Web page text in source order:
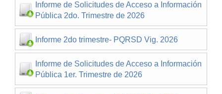
Informe de Solicitudes de Acceso a Información
Pública 2do. Trimestre de 2026
Informe 2do trimestre- PQRSD Vig. 2026
Informe de Solicitudes de Acceso a Información
Pública 1er. Trimestre de 2026